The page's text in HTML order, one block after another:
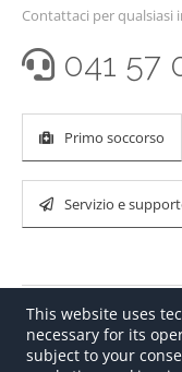
Contattaci per qualsiasi
041 57
Primo soccorso
Servizio e
This website uses
necessary for its
subject to your